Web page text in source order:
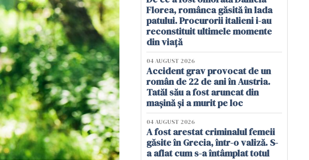
Florea, românca găsită în lada
patului. Procurorii italieni i-au
reconstituit ultimele momente
din viață
04 AUGUST 2026
Accident grav provocat de un
român de 22 de ani în Austria.
Tatăl său a fost aruncat din
mașină și a murit pe loc
04 AUGUST 2026
A fost arestat criminalul femeii
găsite în Grecia, într-o valiză. S-
a aflat cum s-a întâmplat totul